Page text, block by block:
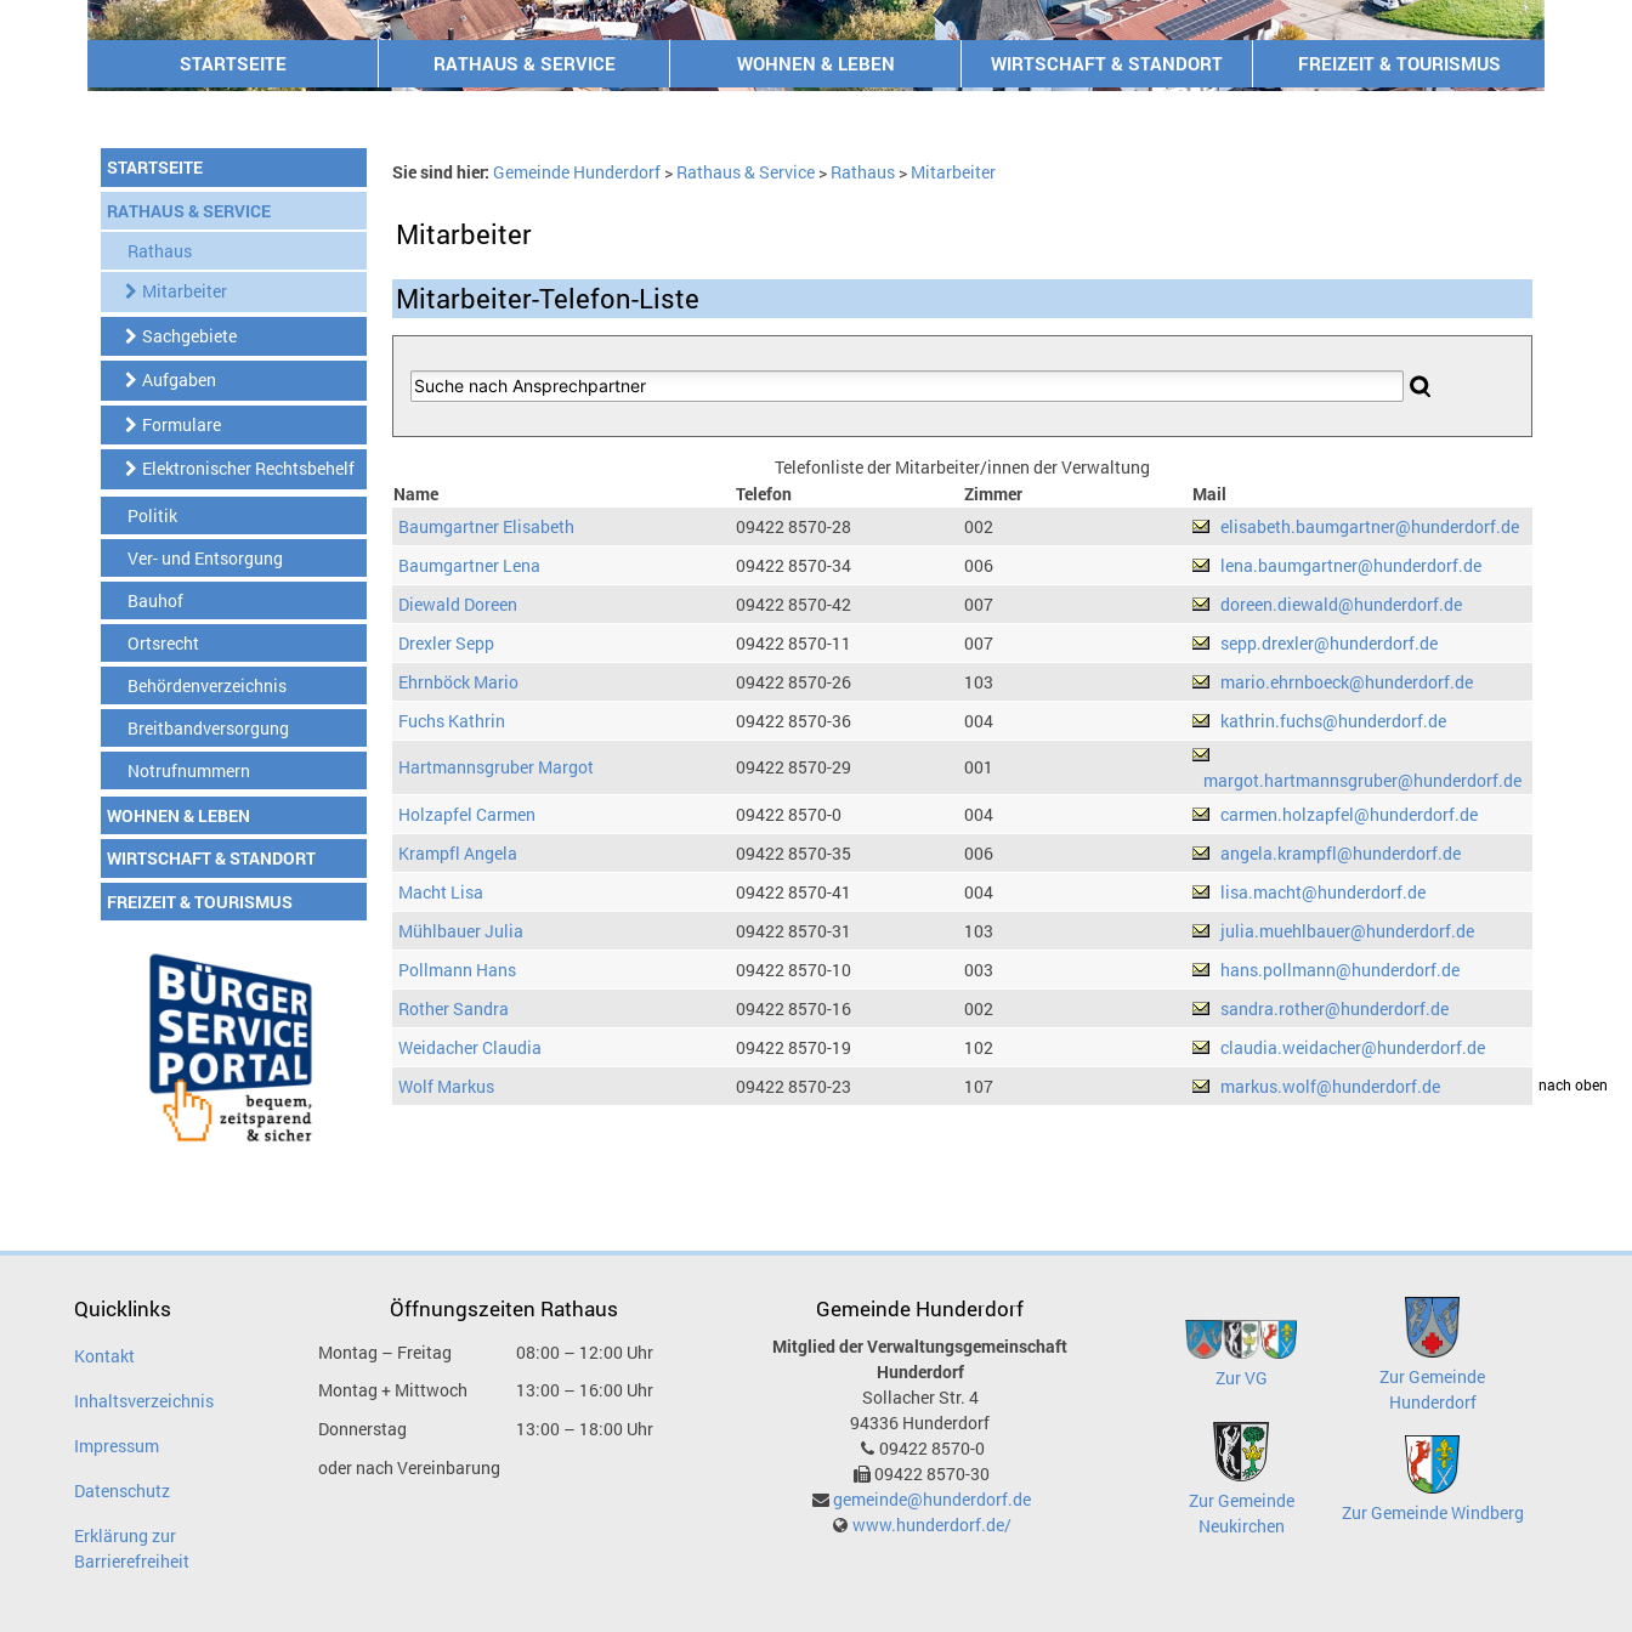
STARTSEITE RATHAUS & SERVICE WOHNEN & LEBEN WIRTSCHAFT & STANDORT FREIZEIT & TOURISMUS
STARTSEITE
RATHAUS & SERVICE
Rathaus
Mitarbeiter
Sachgebiete
Aufgaben
Formulare
Elektronischer Rechtsbehelf
Politik
Ver- und Entsorgung
Bauhof
Ortsrecht
Behördenverzeichnis
Breitbandversorgung
Notrufnummern
WOHNEN & LEBEN
WIRTSCHAFT & STANDORT
FREIZEIT & TOURISMUS
Sie sind hier: Gemeinde Hunderdorf> Rathaus & Service> Rathaus> Mitarbeiter
Mitarbeiter
Mitarbeiter-Telefon-Liste
Telefonliste der Mitarbeiter/innen der Verwaltung
Name
Telefon Zimmer
Mail
Baumgartner Elisabeth
09422 8570-28 002
elisabeth.baumgartner@hunderdorf.de
Baumgartner Lena
09422 8570-34 006
lena.baumgartner@hunderdorf.de
Diewald Doreen
09422 8570-42 007
doreen.diewald@hunderdorf.de
Drexler Sepp
09422 8570-11 007
sepp.drexler@hunderdorf.de
Ehrnböck Mario
09422 8570-26 103
mario.ehrnboeck@hunderdorf.de
Fuchs Kathrin
09422 8570-36 004
kathrin.fuchs@hunderdorf.de
Hartmannsgruber Margot
09422 8570-29 001
margot.hartmannsgruber@hunderdorf.de
Holzapfel Carmen
09422 8570-0 004
carmen.holzapfel@hunderdorf.de
Krampfl Angela
09422 8570-35 006
angela.krampfl@hunderdorf.de
Macht Lisa
09422 8570-41 004
lisa.macht@hunderdorf.de
Mühlbauer Julia
09422 8570-31 103
julia.muehlbauer@hunderdorf.de
Pollmann Hans
09422 8570-10 003
hans.pollmann@hunderdorf.de
Rother Sandra
09422 8570-16 002
sandra.rother@hunderdorf.de
Weidacher Claudia
09422 8570-19 102
claudia.weidacher@hunderdorf.de
Wolf Markus
09422 8570-23 107 markus.wolf@hunderdorf.dedrucken nach oben
Quicklinks
Kontakt
Inhaltsverzeichnis
Impressum
Datenschutz
Erklärung zur
Barrierefreiheit
Öffnungszeiten Rathaus
Montag – Freitag
08:00 – 12:00 Uhr
Montag + Mittwoch
13:00 – 16:00 Uhr
Donnerstag
13:00 – 18:00 Uhr
oder nach Vereinbarung
Gemeinde Hunderdorf
Mitglied der Verwaltungsgemeinschaft
Hunderdorf
Sollacher Str. 4
94336 Hunderdorf
09422 8570-0
09422 8570-30
gemeinde@hunderdorf.de
www.hunderdorf.de/
Zur VG
Zur Gemeinde
Hunderdorf
Zur Gemeinde
Neukirchen
Zur Gemeinde Windberg